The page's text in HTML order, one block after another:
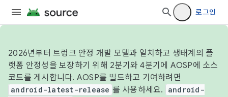
로그인
2026년부터 트렁크 안정 개발 모델과 일치하고 생태계의 플
랫폼 안정성을 보장하기 위해 2분기와 4분기에 AOSP에 소스
코드를 게시합니다. AOSP를 빌드하고 기여하려면
android-latest-release 를 사용하세요.
android-